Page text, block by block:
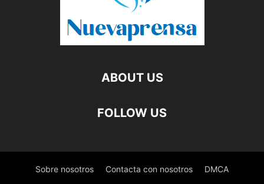
ABOUT US
FOLLOW US
Sobre nosotros Contacta con nosotros DMCA